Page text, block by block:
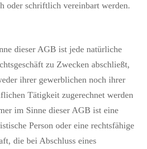
oder schriftlich vereinbart werden.
dieser AGB ist jede natürliche
zu Zwecken abschließt,
ihrer gewerblichen noch ihrer
Tätigkeit zugerechnet werden
im Sinne dieser AGB ist eine
Person oder eine rechtsfähige
die bei Abschluss eines